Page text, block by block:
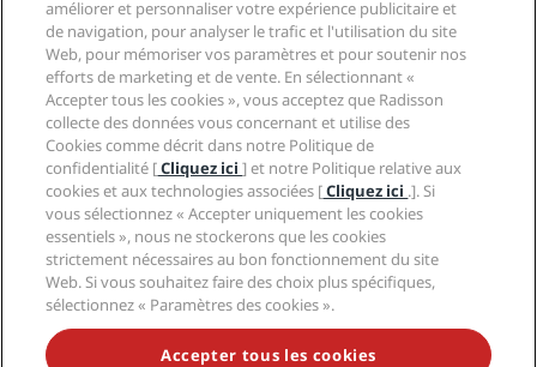
Hôtels adaptés aux Familles
Santé et sécurité
Carrières PPHE
Carrières EHL
The Club by RHG
Opportunités de développement
Entreprise responsable
Approvisionnement
Mentions légales
Conditions générales Radisson Rewards
Contrat d’utilisation du site
Accessibilité numérique
Déclaration sur l’esclavage moderne
Avis aux consommateurs
Contact
FAQ
Plan du site
Médias sociaux
Marques Radisson Hotels
NE MANQUEZ AUCUNE DE NOS OFFRES LES PLUS
POPULAIRES
améliorer et personnaliser votre expérience publicitaire et
de navigation, pour analyser le trafic et l'utilisation du site
Web, pour mémoriser vos paramètres et pour soutenir nos
efforts de marketing et de vente. En sélectionnant «
Accepter tous les cookies », vous acceptez que Radisson
collecte des données vous concernant et utilise des
Cookies comme décrit dans notre Politique de
confidentialité [Cliquez ici] et notre Politique relative aux
cookies et aux technologies associées [Cliquez ici .]. Si
vous sélectionnez « Accepter uniquement les cookies
essentiels », nous ne stockerons que les cookies
strictement nécessaires au bon fonctionnement du site
Web. Si vous souhaitez faire des choix plus spécifiques,
sélectionnez « Paramètres des cookies ».
Accepter tous les cookies